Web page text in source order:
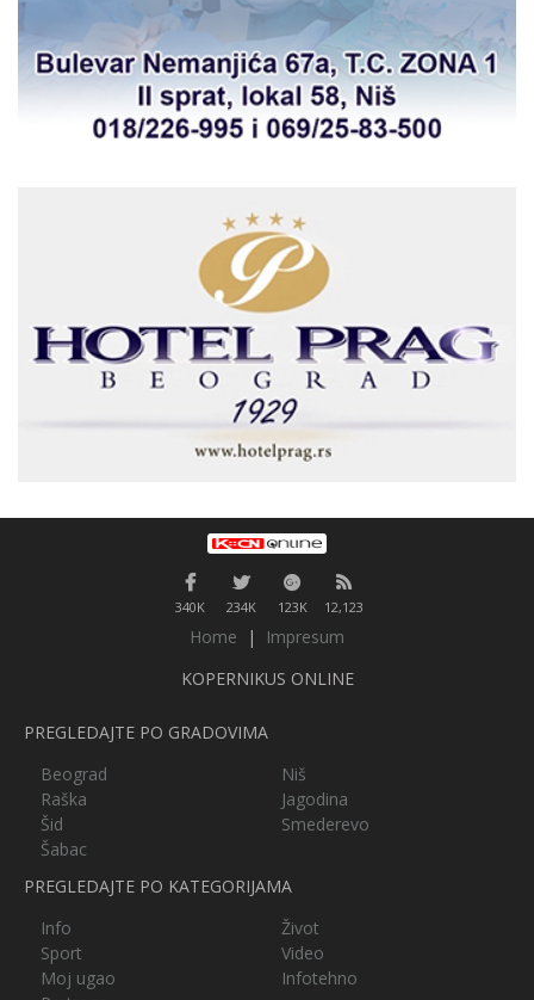
340K 234K 123K 12,123
Home |
Impresum
KOPERNIKUS ONLINE
PREGLEDAJTE PO GRADOVIMA
Beograd
Niš
Raška
Jagodina
Šid
Smederevo
Šabac
PREGLEDAJTE PO KATEGORIJAMA
Info
Život
Sport
Video
Moj ugao
Infotehno